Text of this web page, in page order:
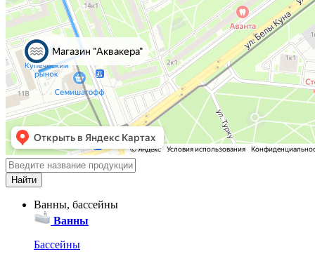
Ванны, бассейны
Ванны
Бассейны